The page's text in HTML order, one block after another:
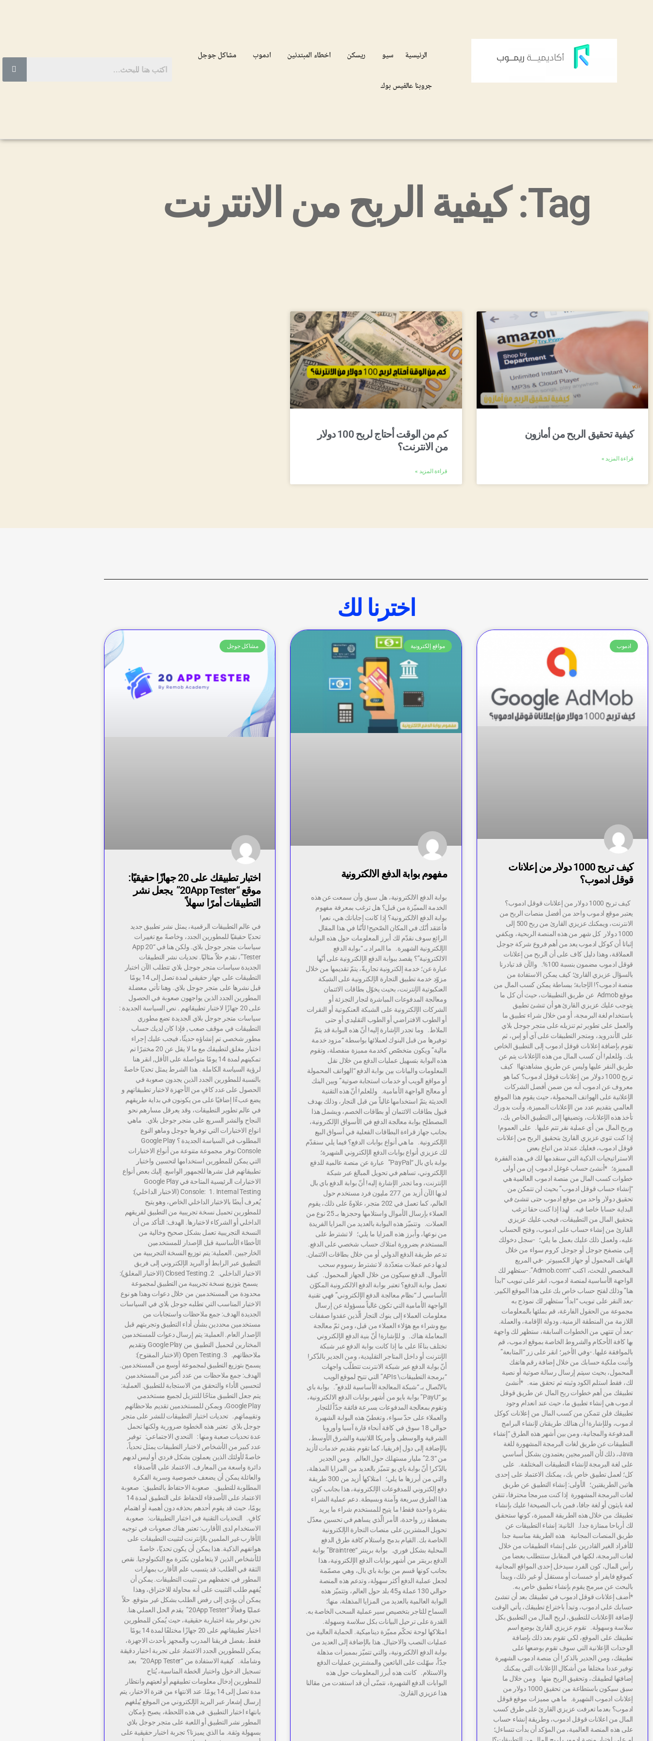
الرئيسية سيو ريسكن اخطاء المبتدئين ادموب مشاكل جوجل
جروبنا عالفيس بوك
Tag: كيفية الربح من الانترنت
كيفية تحقيق الربح من أمازون
قراءة المزيد »
كم من الوقت أحتاج لربح 100 دولار
من الانترنت؟
قراءة المزيد »
اخترنا لك
ادموب
كيف تربح 1000 دولار من إعلانات
قوقل ادموب؟
كيف تربح 1000 دولار من إعلانات قوقل ادموب؟
يعتبر موقع ادموب واحد من أفضل منصات الربح من
الانترنت، ويمكنك عزيزي القارئ من ربح 500 إلى
1000 دولار كل شهر من هذه المنصة الربحية، ويكفي
إثباتا أن كوكل ادموب يعد من أهم فروع شركة جوجل
العملاقة، وهذا دليل كاف على أن الربح من إعلانات
قوقل ادموب مضمون بنسبة 100%. والآن قد تبادرنا
بالسؤال عزيزي القارئ؛ كيف يمكن الاستفادة من
منصة ادموب؟! الإجابة؛ ببساطة يمكن كسب المال من
موقع Admob عن طريق التطبيقات، حيث أن كل ما
يتوجب عليك عزيزي القارئ هو أن تنشئ تطبيق
باستخدام لغة البرمجة، أو من خلال شراء تطبيق ما
والعمل على تطوير ثم تنزيله على متجر جوجل بلاي
على الأندرويد، ومتجر التطبيقات على آي أو إس، ثم
تقوم بإضافة إعلانات قوقل ادموب إلى التطبيق الخاص
بك. وللعلم! أن كسب المال من هذه الإعلانات يتم عن
طريق النقر عليها وليس عن طريق مشاهدتها! كيف
تربح 1000 دولار من إعلانات قوقل ادموب؟ كما هو
معروف عن ادموب أنه من ضمن أفضل الشركات
الإعلانية على الهواتف المحمولة، حيث يقوم هذا الموقع
العالمي بتقديم عدد من الإعلانات المميزة، وأنت بدورك
تأخذ هذه الإعلانات، وتضيفها إلى التطبيق الخاص بك،
وربح المال من أي عملية نقر تتم عليها. على العموم!
إذا كنت تنوي عزيزي القارئ بتحقيق الربح من إعلانات
قوقل ادموب، فعليك عندئذ من اتباع بعض
الاستراتيجيات الذكية التي سنقدمها لك في هذه الفقرة
المميزة؛ *أنشئ حساب غوغل ادموب إن من أولى
خطوات كسب المال من منصة ادموب العالمية هي
“إنشاء حساب قوقل ادموب” بحيث لن تتمكن من
تحقيق دولار واحد من موقع ادموب حتى تنشئ في
البداية حسابا خاصا فيه. لهذا إذا كنت حقا ترغب
بتحقيق المال من التطبيقات، فيجب عليك عزيزي
القارئ من إنشاء حساب على ادموب، وفتح الحساب
عليه، ولعمل ذلك عليك بعمل ما يلي؛ -سجل دخولك
إلى متصفح جوجل أو جوجل كروم سواء من خلال
الهاتف المحمول أو جهاز الكمبيوتر. -في المربع
المخصص للبحث، اكتب “Admob.com”. -ستظهر لك
الواجهة الأساسية لمنصة ادموب، انقر على تبويب “ابدأ
هنا” وذلك لفتح حساب خاص بك على هذا الموقع الكبير.
-بعد النقر على تبويب “ابدأ” ستظهر لك نموذج به
مجموعة من الحقول الفارغة، قم بملئها بالمعلومات
اللازمة من المنطقة الزمنية، ودولة الإقامة، والعملة.
-بعد أن تنتهي من الخطوات السابقة، ستظهر لك واجهة
بها كافة الأحكام والشروط الخاصة بموقع ادموب، قم
بالموافقة عليها. -وفي الأخير؛ انقر على زر “المتابعة”
وأثبت ملكية حسابك من خلال إضافة رقم هاتفك
المحمول، بحيث سيتم إرسال رسالة صوتية أو نصية
لك، فقط استلم الكود وثبته ثم تحقق منه. *أنشئ
تطبيقك من أهم خطوات ربح المال عن طريق قوقل
ادموب هي إنشاء تطبيق ما، حيث عند انعدام وجود
تطبيقك فلن تتمكن من كسب المال من إعلانات كوكل
ادموب، وللإشارة! أن هنالك طريقتان لإنشاء البرامج
المدفوعة والمجانية، ومن بين أشهر هذه الطرق “إنشاء
التطبيقات عن طريق لغات البرمجة المشهورة للغة
Java، ذلك لأن المبرمجين يعتمدون بشكل أساسي
على لغة البرمجة لإنشاء التطبيقات المختلفة. على
كل؛ لعمل تطبيق خاص بك، يمكنك الاعتماد على إحدى
هاتين الطريقتين؛ الأولى: إنشاء التطبيق عن طريق
لغات البرمجة المشهورة إذا كنت مبرمجا محترفا، تتقن
لغة بايثون أو لغة جافا، فمن باب النصيحة! عليك بإنشاء
تطبيقك من خلال هذه الطريقة المميزة، كونها ستحقق
لك أرباحا ممتازة جدا. الثانية: إنشاء التطبيقات عن
طريق المنصات المجانية هذه الطريقة مناسبة جدا
للأفراد الغير القادرين على إنشاء التطبيقات من خلال
لغات البرمجة، لكنها في المقابل ستتطلب بعضا من
رأس المال، كون الفرد سيدخل إحدى المواقع المجانية
كموقع فايفر أو خمسات أو مستقل أو غير ذلك، ويبدأ
بالبحث عن مبرمج يقوم بإنشاء تطبيق خاص به.
*أضف إعلانات قوقل ادموب في تطبيقك بعد أن تنشئ
حسابك على ادموب، وتبدأ باختراع تطبيقك، يأتي الوقت
لإضافة الإعلانات للتطبيق، لربح المال من التطبيق بكل
سلاسة وسهولة. تقوم عزيزي القارئ بوضع اسم
تطبيقك على الموقع، لكي تقوم بعد ذلك بإضافة
الوحدات الإعلانية التي سوف تقوم بوضعها على
تطبيقك، ومن الجدير بالذكر! أن منصة ادموب الشهيرة
توفير عددا مختلفا من أشكال الإعلانات التي يمكنك
إضافتها لتطبيقك، وتحقيق الربح منها. ومن خلال ما
سبق سيكون باستطاعة من تحقيق 1000 دولار من
إعلانات ادموب الشهيرة. ما هي مميزات موقع قوقل
ادموب؟ بعدما تعرفت عزيزي القارئ على طرق كسب
المال من اعلانات قوقل ادموب، وطريقة إنشاء حساب
على هذه المنصة العالمية، من المؤكد أن بدأت تتساءل؛
مواقع إلكترونية
مفهوم بوابة الدفع الالكترونية
بوابة الدفع الالكترونية، هل سبق وأن سمعت عن هذه
الخدمة المميّزة من قبل؟ هل ترغب بمعرفة مفهوم
بوابة الدفع الالكترونية؟ إذا كانت إجاباتك هي، نعم!
فأعتقد أنّك في المكان الصّحيح! لأنّنا في هذا المقال
الرائع سوف نقدّم لك أبرز المعلومات حول هذه البوابة
الإلكترونية الشهيرة. ما المراد بـ “بوابة الدفع
الالكترونية”؟ يقصد ببوابة الدفع الإلكترونية على أنّها
عبارة عن؛ خدمة إلكترونية تجاريةّ، يتمّ تقديمها من خلال
مزوّد خدمة تطبيق التجارة الإلكترونية على الشبكة
العنكبوتية الإنترنت، بحيث يخوّل بطاقات الائتمان
ومعالجة المدفوعات المباشرة لتجار التجزئة أو
الشركات الإلكترونية على الشبكة العنكبوتية أو النقرات
أو الطوب الافتراضي أو الطوب التقليدي أو حتى
الملاط. وما تجدر الإشارة إليه! أنّ هذه البوابة قد يتمّ
توفيرها من قبل البنوك لعملائها بواسطة “مزود خدمة
مالية” ويكون متخصّص كخدمة مميزة منفصلة، وتقوم
هذه البوابة بتسهيل عمليات الدفع من خلال نقل
المعلومات والبيانات بين بوابة الدفع “الهواتف المحمولة
أو مواقع الويب أو خدمات استجابة صوتية” وبين البنك
أو معالج الواجهة الأمامية. وللعلم! أنّ هذه التقنية
الحديثة يتمّ استخدامها غالباً من قبل التجار، وذلك بهدف
قبول بطاقات الائتمان أو بطاقات الخصم، ويشمل هذا
المصطلح بوابة معالجة الدفع في الأسواق الإلكترونية،
بجانب جهاز قراءة البطاقات الفعلية في أسواق البيع
الإلكترونية. ما هي أنواع بوابات الدفع؟ فيما يلي سنقدّم
لك عزيزي أنواع بوابات الدفع الإلكتروني الشهيرة؛
بوابة باي بال “PayPal” عبارة عن منصة عالمية للدفع
الإلكتروني، تساهم في تحويل المبالغ عبر شبكة
الإنترنت، وما تجدر الإشارة إليه! أنّ بوابة الدفع باي بال
لديها الآن أزيد من 277 مليون فرد مستخدم حول
العالم، كما تعمل في 202 متجر، علاوةً على ذلك، يقوم
العملاء بإرسال الأموال واستلامها وحجزها بـ 25 نوع من
العملات. وتتميّز هذه البوابة بالعديد من المزايا الفريدة
من نوعها، وأبرز هذه المزايا ما يلي؛ لا تشترط على
المستخدم بضرورة امتلاك حساب شخصي على الدفع.
تدعم طريقة الدفع الدولي أو من خلال بطاقات الائتمان.
لديها دعم عملات متعدّدة. لا تشترط رسووم سحب
الأموال. الدفع سيكون من خلال الجهاز المحمول. كيف
تعمل بوابة الدفع؟ تعتبر بوابة الدفع الالكترونية المكوّن
الأساسي لـ “نظام معالجة الدفع الإلكتروني” فهي تقنية
الواجهة الأمامية التي تكون غالباً مسؤولة عن إرسال
معلومات العملاء إلى بنوك التجار الّذين عقدوا صفقات
بيع وشراء مع هؤلاء العملاء من قبل، ومن ثمّ معالجة
المعاملة هناك. و للإشارة! أنّ بنية الدفع الإلكتروني
تختلف بناءًا على ما إذا كانت بوابة الدفع عبر شبكة
الإنترنت أو داخل المتاجر التقليدية، ومن الجدير بالذّكر!
أنّ بوابة الدفع عبر شبكة الانترنت تتطلّب واجهات
“برمجة التطبيقات\ APIs” التي تتيح لموقع الويب
بالاتّصال بـ “شبكة المعالجة الأساسية للدفع”. بوابة باي
يو “PayU” بوابة بايو من أشهر بوابات الدفع الالكترونية،
وتقوم بمعالجة المدفوعات بسرعة فائقة جدّاً للتجار
والعملاء على حدّ سواء، وتغطيّ هذه البوابة الشهيرة
حوالي 18 سوق في كافة أنحاء قارة آسيا وأوروبا
الشرقية والوسطى وأمريكا اللاتينية والشرق الأوسط،
بالإضافة إلى دول إفريقيا، كما تقوم بتقديم خدمات لأزيد
من “2.3” مليار مستهلك حول العالم. ومن الجدير
بالذّكر! أنّ بوابة باي يو تتميّز بالعديد من المزايا المذهلة،
والتي من أبرزها ما يلي؛ امتلاكها أزيد من 300 طريقة
دفع إلكتروني للمدفوعات الإلكترونية، هذا بجانب كون
هذا الطرق سريعة وآمنة وبسيطة. دعم عملية الشراء
بنقرة واحدة فقط! ما يتيح للمستخدم شراء ما يريد
بضغطة زر واحدة، الأمر الّذي يساهم في تحسين معدّل
تحويل المشترين على منصات التجارة الإلكترونية
الخاصة بك. القيام بدمج واستلام كافة طرق الدفع
المحلية بشكل فوري. بوابة برينتر “Braintree” بوابة
الدفع برينتر من أشهر بوابات الدفع الإلكترونية، هذا
بجانب كونها قسم من بوابة باي بال، وهي مصمّمة
لجعل عملية الدفع أكثر سهولة، وتدعم هذه المنصة
حوالي 130 عملة و45 بلد حول العالم، وتتميّز هذه
البوابة العالمية بالعديد من المزايا المذهلة، منها؛
السماح للتاجر بتخصيص سير عملية السحب الخاصة به.
القدرة على ترحيل البيانات بكل سلاسة وسهولة.
امتلاكها لوحة تحكّم مميّزة ديناميكية. الحماية العالية من
عمليات النصب والاحتيال. هذا بالإضافة إلى العديد من
بوابة الدفع الالكترونية، والتي تتميّز بمميزات مذهلة
جدّاً، سهّلت على البائعين والمشترين عمليات الدفع
والاستلام. كانت هذه أبرز المعلومات حول هذه
البوابات الدفع الشهيرة، نتمنّى أن قد استفدت من مقالنا
هذا عزيزي القارئ.
مشاكل جوجل
اختبار تطبيقك على 20 جهازًا حقيقيًا:
موقع “20App Tester” يجعل نشر
التطبيقات أمرًا سهلاً
في عالم التطبيقات الرقمية، يمثل نشر تطبيق جديد
تحديًا حقيقيًا للمطورين الجدد، وخاصةً مع تغييرات
سياسات متجر جوجل بلاي. ولكن هنا في “20 App
Tester”، نقدم حلاّ مثاليًا. تحديات نشر التطبيقات
الجديدة سياسات متجر جوجل بلاي تتطلب الآن اختبار
التطبيقات على جهاز حقيقي لمدة تصل إلى 14 يومًا
قبل نشرها على متجر جوجل بلاي. وهنا تأتي معضلة
المطورين الجدد الذين يواجهون صعوبة في الحصول
على 20 جهازًا لاختبار تطبيقاتهم . نص السياسة الجديدة :
سياسات متجر جوجل بلاي الجديدة تضع مطوري
التطبيقات في موقف صعب , فإذا كان لديك حساب
مطور شخصي تم إنشاؤه حديثًا، فيجب عليك إجراء
اختبار مغلق لتطبيقك مع ما لا يقل عن 20 مختبرًا تم
تمكينهم لمدة 14 يومًا متواصلة على الأقل, انقر هنا
لرؤية السياسة الكاملة . هذا الشرط يمثل تحديًا خاصةً
بالنسبة للمطورين الجدد الذين يجدون صعوبة في
الحصول على عدد كافٍ من الأجهزة لاختبار تطبيقاتهم و
يضع عبءًا إضافيًا على من يكونون في بداية طريقهم
في عالم تطوير التطبيقات، وقد يعرقل مسارهم نحو
النجاح والنشر السريع على متجر جوجل بلاي. ماهي
انواع الاختبارات التي توفرها جوجل وماهو النوع
المطلوب في السياسة الجديدة ؟ Google Play
Console توفر مجموعة متنوعة من أنواع الاختبارات
التي يمكن للمطورين استخدامها لتحسين واختبار
تطبيقاتهم قبل نشرها للجمهور الواسع. إليك بعض أنواع
الاختبارات الرئيسية المتاحة في Google Play
Console: 1. Internal Testing (الاختبار الداخلي):
يُعرف أيضًا بالاختبار الداخلي الخاص، وهو يتيح
للمطورين تحميل نسخة تجريبية من التطبيق لفريقهم
الداخلي أو الشركاء لاختبارها. الهدف: التأكد من أن
النسخة التجريبية تعمل بشكل صحيح وخالية من
الأخطاء الأساسية قبل الإصدار للمستخدمين
الخارجيين. العملية: يتم توزيع النسخة التجريبية من
التطبيق عبر الرابط أو البريد الإلكتروني إلى فريق
الاختبار الداخلي. 2. Closed Testing (الاختبار المغلق):
يسمح بتوزيع نسخة تجريبية من التطبيق لمجموعة
محدودة من المستخدمين من خلال دعوات وهذا هو نوع
الاختبار المناسب التي تطلبه جوجل بلاي في السياسات
الجديدة الهدف: جمع ملاحظات واستجابات من
مستخدمين محددين بشأن أداء التطبيق وتجربتهم قبل
الإصدار العام. العملية: يتم إرسال دعوات للمستخدمين
المختارين لتحميل التطبيق من Google Play وتقديم
ملاحظاتهم. 3. Open Testing (الاختبار المفتوح):
يسمح بتوزيع التطبيق لمجموعة أوسع من المستخدمين.
الهدف: جمع ملاحظات من عدد أكبر من المستخدمين
لتحسين الأداء والتحقق من الاستجابة للتطبيق. العملية:
يتم جعل التطبيق متاحًا للتنزيل لجميع مستخدمي
Google Play، ويمكن للمستخدمين تقديم ملاحظاتهم
وتقييماتهم. تحديات اختبار التطبيقات للنشر على متجر
جوجل بلاي تعتبر هذه الخطوة ضرورية ولكنها تحمل
عدة تحديات صعبة ومنها : التحدي الاجتماعي: توفير
عدد كبير من الأشخاص لاختبار التطبيقات يمثل تحدياً،
خاصةً لأولئك الذين يعملون بشكل فردي أو ليس لديهم
دائرة واسعة من المعارف. الاعتماد على الأصدقاء
والعائلة يمكن أن يضعف خصوصية وسرية الفكرة
المطلوبة للتطبيق. صعوبة الاحتفاظ بالتطبيق: صعوبة
الاعتماد على الأصدقاء للحفاظ على التطبيق لمدة 14
يومًا، حيث قد يقوم أحدهم بحذفه دون أهمية أو اهتمام
كافٍ. التحديات التقنية في اختبار التطبيقات: صعوبة
الاستخدام لدى الأقارب: تعتبر هناك صعوبات في توجيه
الأقارب غير الملمين بالإنترنت لتثبيت التطبيقات على
هواتفهم الذكية. هذا يمكن أن يكون تحديًا، خاصةً
للأشخاص الذين لا يتعاملون بكثرة مع التكنولوجيا. نقص
الثقة في الطلب: قد يتسبب علم الأقارب بمهارات
المطور في تحفظهم من تثبيت التطبيقات. يمكن أن
يُفهم طلب التثبيت على أنه محاولة للاختراق، وهذا
يمكن أن يؤدي إلى رفض الطلب بشكل غير متوقع. حلاً
عمليًا وفعالًا “20App Tester” يقدم الحل العملي هنا.
نحن نوفر بيئة اختبارية حقيقية، حيث يُمكن للمطورين
اختبار تطبيقاتهم على 20 جهازًا مختلفًا لمدة 14 يومًا
فقط. بفضل فريقنا المدرب والمجهز بأحدث الاجهزة،
يمكن للمطورين الجدد الاعتماد على تجربة اختبار دقيقة
وشاملة. كيفية الاستفادة من “20App Tester” بعد
تسجيل الدخول واختيار الخطة المناسبة، يُتاح
للمطورين إدخال معلومات تطبيقهم أو لعبتهم وانتظار
مدة تصل إلى 14 يومًا. عند الانتهاء من فترة الاختبار، يتم
إرسال إشعار عبر البريد الإلكتروني من الموقع يُبلغهم
بانتهاء اختبار التطبيق. في هذه اللحظة، يصبح بإمكان
المطور نشر التطبيق أو اللعبة على متجر جوجل بلاي
بسهولة وثقة. ما الذي يميزنا؟ تجربة اختبار حقيقية على